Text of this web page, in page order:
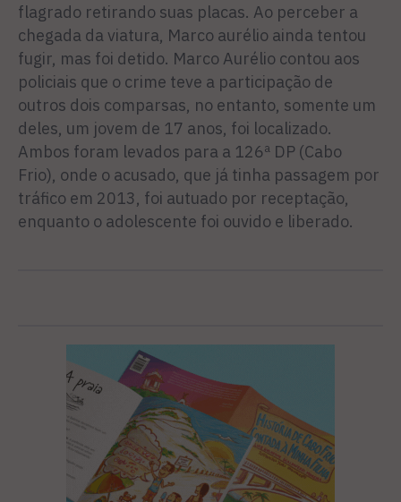
flagrado retirando suas placas. Ao perceber a
chegada da viatura, Marco aurélio ainda tentou
fugir, mas foi detido. Marco Aurélio contou aos
policiais que o crime teve a participação de
outros dois comparsas, no entanto, somente um
deles, um jovem de 17 anos, foi localizado.
Ambos foram levados para a 126ª DP (Cabo
Frio), onde o acusado, que já tinha passagem por
tráfico em 2013, foi autuado por receptação,
enquanto o adolescente foi ouvido e liberado.